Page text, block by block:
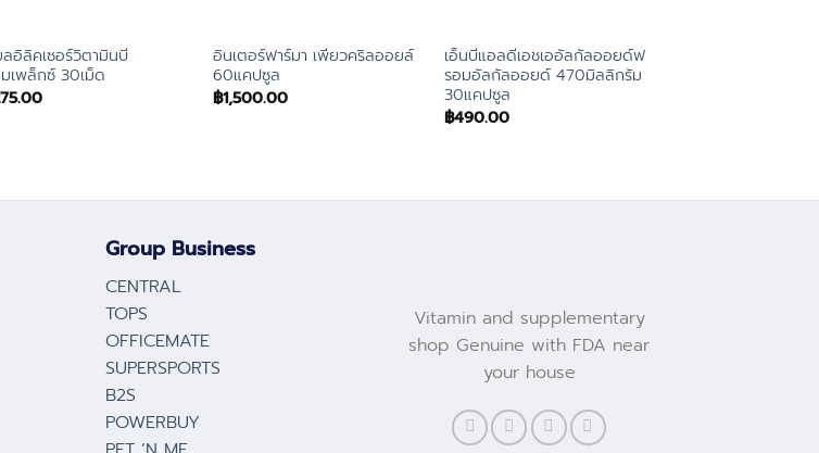
ลอิลิคเซอร์วิตามินบี
เพล็กซ์ 30เม็ด
อินเตอร์ฟาร์มา เพียวคริลออยล์
60แคปซูล
฿1,500.00
เอ็นบีแอลดีเอชเออัลกัลออยด์ฟ
รอมอัลกัลออยด์ 470มิลลิกรัม
30แคปซูล
฿490.00
Group Business
CENTRAL
TOPS
OFFICEMATE
SUPERSPORTS
B2S
POWERBUY
Vitamin and supplementary
shop Genuine with FDA near
your house